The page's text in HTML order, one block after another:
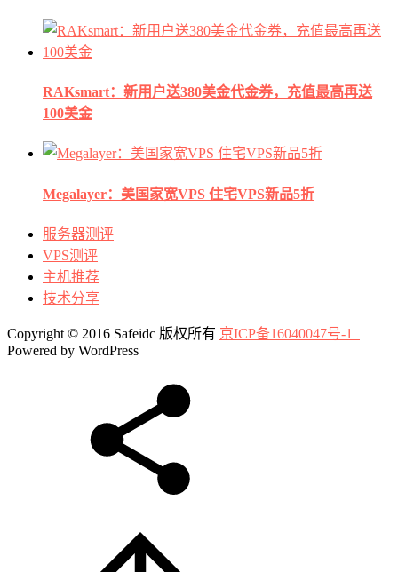
RAKsmart：新用户送380美金代金券，充值最高再送
100美金
Megalayer：美国家宽VPS 住宅VPS新品5折
服务器测评
VPS测评
主机推荐
技术分享
Copyright © 2016 Safeidc 版权所有 京ICP备16040047号-1
Powered by WordPress